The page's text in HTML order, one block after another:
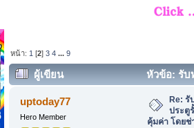
หน้า: 1 [2]3 4 ...9
ผู้เขียน
หัวข้อ: รับ
คุ้มค่า โดยช่างมืออาชีพ (อ่าน 2366 ครั้ง)
uptoday77
Hero Member
Re:
ประตู
คุ้มค่า โดยช่